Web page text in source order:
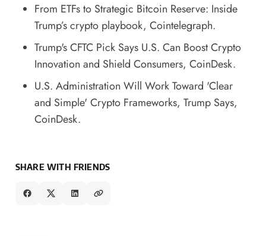
From ETFs to Strategic Bitcoin Reserve: Inside
Trump’s crypto playbook, Cointelegraph.
Trump's CFTC Pick Says U.S. Can Boost Crypto
Innovation and Shield Consumers, CoinDesk.
U.S. Administration Will Work Toward 'Clear
and Simple' Crypto Frameworks, Trump Says,
CoinDesk.
SHARE WITH FRIENDS